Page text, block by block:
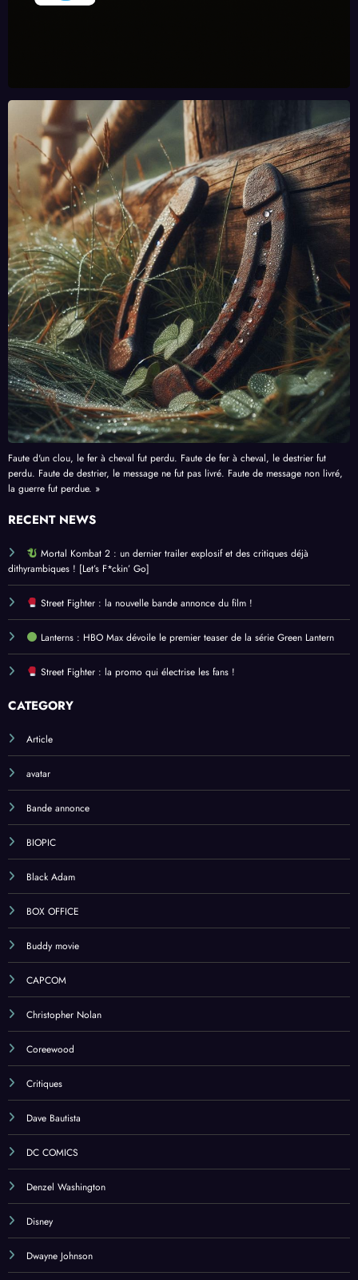
Faute d'un clou, le fer à cheval fut perdu. Faute de fer à cheval, le destrier fut
perdu. Faute de destrier, le message ne fut pas livré. Faute de message non livré,
la guerre fut perdue. »
RECENT NEWS
Mortal Kombat 2 : un dernier trailer explosif et des critiques déjà
dithyrambiques ! [Let’s F*ckin’ Go]
Street Fighter : la nouvelle bande annonce du film !
Lanterns : HBO Max dévoile le premier teaser de la série Green Lantern
Street Fighter : la promo qui électrise les fans !
CATEGORY
Article
avatar
Bande annonce
BIOPIC
Black Adam
BOX OFFICE
Buddy movie
CAPCOM
Christopher Nolan
Coreewood
Critiques
Dave Bautista
DC COMICS
Denzel Washington
Disney
Dwayne Johnson